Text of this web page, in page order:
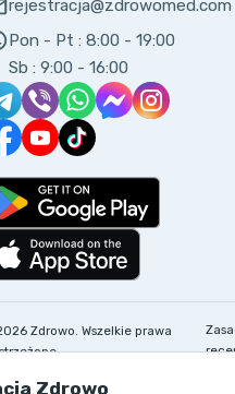
Zdrowo
rejestracja@zdrowomed.com
Pon - Pt : 8:00 - 19:00
Sb :9:00 - 16:00
Zdrowo.Wszelkie prawa